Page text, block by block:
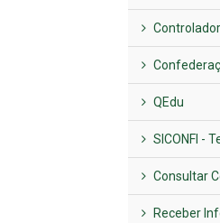
QEdu
SICONFI -
Consultar
Receber